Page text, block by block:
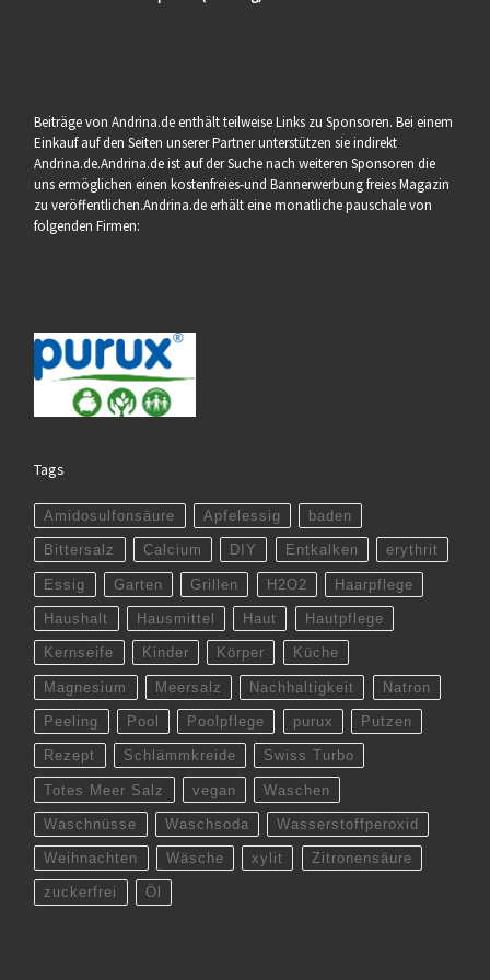
Beiträge von Andrina.de enthält teilweise Links zu Sponsoren. Bei einem
Einkauf auf den Seiten unserer Partner unterstützen sie indirekt
Andrina.de.Andrina.de ist auf der Suche nach weiteren Sponsoren die
uns ermöglichen einen kostenfreies-und Bannerwerbung freies Magazin
zu veröffentlichen.Andrina.de erhält eine monatliche pauschale von
folgenden Firmen:
Tags
Amidosulfonsäure Apfelessig baden
Bittersalz Calcium DIY Entkalken erythrit
Essig Garten Grillen H2O2 Haarpflege
Haushalt Hausmittel Haut Hautpflege
Kernseife Kinder Körper Küche
Magnesium Meersalz Nachhaltigkeit Natron
Peeling Pool Poolpflege purux Putzen
Rezept Schlämmkreide Swiss Turbo
Totes Meer Salz vegan Waschen
Waschnüsse Waschsoda Wasserstoffperoxid
Weihnachten Wäsche xylit Zitronensäure
zuckerfrei Öl